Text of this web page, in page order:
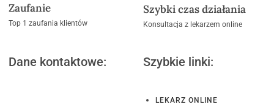
Zaufanie
Top 1 zaufania klientów
Szybki czas działania
Konsultacja z lekarzem online
Dane kontaktowe: Szybkie linki:
LEKARZ ONLINE